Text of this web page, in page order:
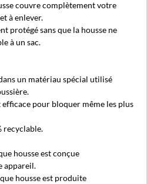
couvre complètement votre
à enlever.
protégé sans que la housse ne
à un sac.
un matériau spécial utilisé
pour bloquer même les plus
recyclable.
housse est conçue
appareil.
housse est produite